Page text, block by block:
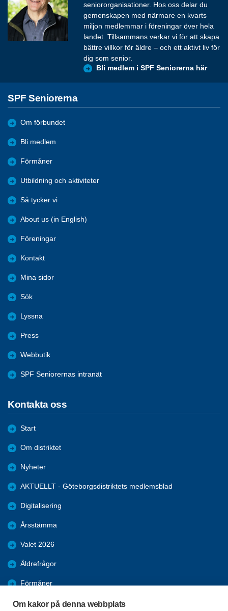
Om kakor på denna webbplats
seniororganisationer. Hos oss delar du
gemenskapen med närmare en kvarts
miljon medlemmar i föreningar över hela
landet. Tillsammans verkar vi för att skapa
bättre villkor för äldre – och ett aktivt liv för
dig som senior.
Bli medlem i SPF Seniorerna här
SPF Seniorerna
Om förbundet
Bli medlem
Förmåner
Utbildning och aktiviteter
Så tycker vi
About us (in English)
Föreningar
Kontakt
Mina sidor
Sök
Lyssna
Press
Webbutik
SPF Seniorernas intranät
Kontakta oss
Start
Om distriktet
Nyheter
AKTUELLT - Göteborgsdistriktets medlemsblad
Digitalisering
Årsstämma
Valet 2026
Äldrefrågor
Förmåner
Bli medlem